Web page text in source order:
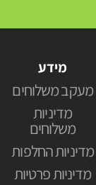
מידע
מעקב משלוחים
מדיניות
משלוחים
מדיניות החלפות
מדיניות פרטיות